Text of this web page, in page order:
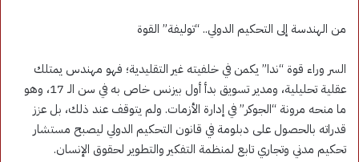
من الهندسة إلى التحكيم الدولي.. “توليفة” القوة
السر وراء قوة “ندا” يكمن في خلفيته غير التقليدية؛ فهو مهندس يمتلك
عقلية تحليلية، ومدير تسويق بدأ أول بيزنس خاص به في سن الـ 17، وهو
ما منحه مرونة “الجوكر” في إدارة الأزمات. ولم يتوقف عند ذلك، بل عزز
قدراته بالحصول على دبلومة في قانون التحكيم الدولي ليصبح مستشار
تحكيم مدني وتجاري تابع لمنظمة التفكير والتطوير لحقوق الإنسان.